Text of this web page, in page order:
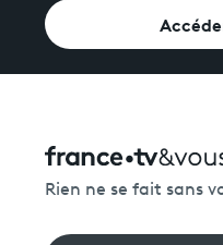
Rien ne se fait sans